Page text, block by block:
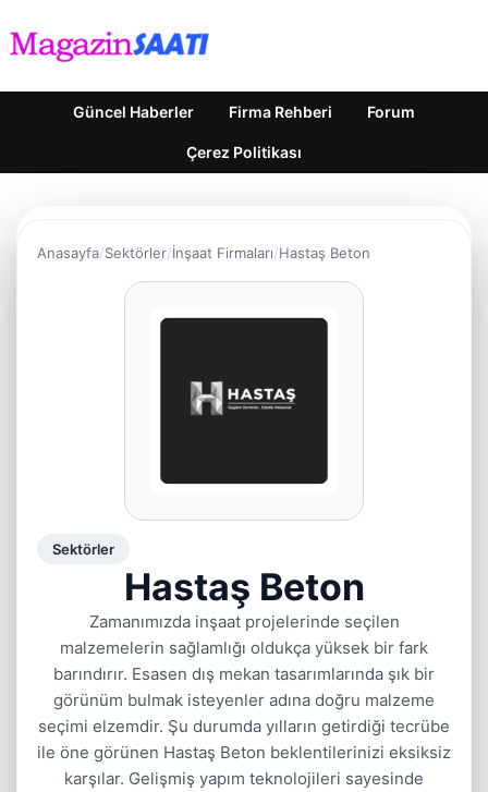
Güncel Haberler Firma Rehberi Forum
Çerez Politikası
Anasayfa Sektörler İnşaat Firmaları Hastaş Beton
Sektörler
Hastaş Beton
Zamanımızda inşaat projelerinde seçilen
malzemelerin sağlamlığı oldukça yüksek bir fark
barındırır. Esasen dış mekan tasarımlarında şık bir
görünüm bulmak isteyenler adına doğru malzeme
seçimi elzemdir. Şu durumda yılların getirdiği tecrübe
ile öne görünen Hastaş Beton beklentilerinizi eksiksiz
karşılar. Gelişmiş yapım teknolojileri sayesinde